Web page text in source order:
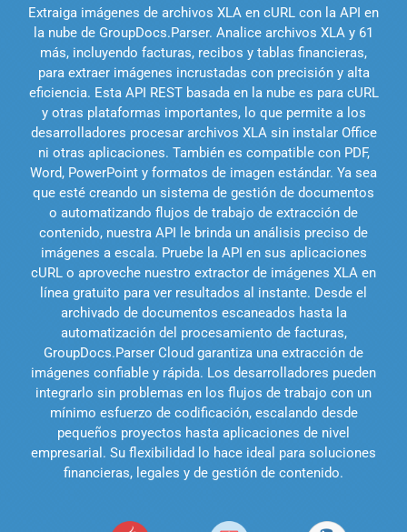
Extraiga imágenes de archivos XLA en cURL con la API en
la nube de GroupDocs.Parser. Analice archivos XLA y 61
más, incluyendo facturas, recibos y tablas financieras,
para extraer imágenes incrustadas con precisión y alta
eficiencia. Esta API REST basada en la nube es para cURL
y otras plataformas importantes, lo que permite a los
desarrolladores procesar archivos XLA sin instalar Office
ni otras aplicaciones. También es compatible con PDF,
Word, PowerPoint y formatos de imagen estándar. Ya sea
que esté creando un sistema de gestión de documentos
o automatizando flujos de trabajo de extracción de
contenido, nuestra API le brinda un análisis preciso de
imágenes a escala. Pruebe la API en sus aplicaciones
cURL o aproveche nuestro extractor de imágenes XLA en
línea gratuito para ver resultados al instante. Desde el
archivado de documentos escaneados hasta la
automatización del procesamiento de facturas,
GroupDocs.Parser Cloud garantiza una extracción de
imágenes confiable y rápida. Los desarrolladores pueden
integrarlo sin problemas en los flujos de trabajo con un
mínimo esfuerzo de codificación, escalando desde
pequeños proyectos hasta aplicaciones de nivel
empresarial. Su flexibilidad lo hace ideal para soluciones
financieras, legales y de gestión de contenido.